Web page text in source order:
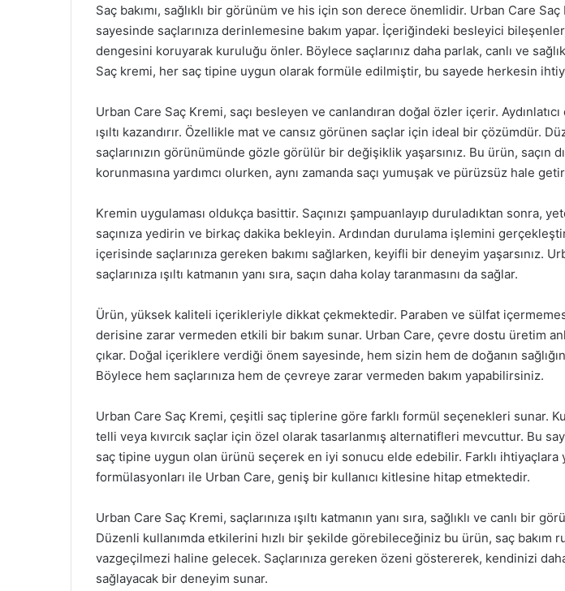
Saç bakımı, sağlıklı bir görünüm ve his için son derece önemlidir. Urban Care
sayesinde saçlarınıza derinlemesine bakım yapar. İçeriğindeki besleyici
dengesini koruyarak kuruluğu önler. Böylece saçlarınız daha parlak, canlı ve
Saç kremi, her saç tipine uygun olarak formüle edilmiştir, bu sayede herkesin
Urban Care Saç Kremi, saçı besleyen ve canlandıran doğal özler içerir. Aydınlatıcı
ışıltı kazandırır. Özellikle mat ve cansız görünen saçlar için ideal bir çözümdür.
saçlarınızın görünümünde gözle görülür bir değişiklik yaşarsınız. Bu ürün, saçın
korunmasına yardımcı olurken, aynı zamanda saçı yumuşak ve pürüzsüz hale
Kremin uygulaması oldukça basittir. Saçınızı şampuanlayıp duruladıktan sonra,
saçınıza yedirin ve birkaç dakika bekleyin. Ardından durulama işlemini
içerisinde saçlarınıza gereken bakımı sağlarken, keyifli bir deneyim yaşarsınız.
saçlarınıza ışıltı katmanın yanı sıra, saçın daha kolay taranmasını da sağlar.
Ürün, yüksek kaliteli içerikleriyle dikkat çekmektedir. Paraben ve sülfat
derisine zarar vermeden etkili bir bakım sunar. Urban Care, çevre dostu üretim
çıkar. Doğal içeriklere verdiği önem sayesinde, hem sizin hem de doğanın
Böylece hem saçlarınıza hem de çevreye zarar vermeden bakım yapabilirsiniz.
Urban Care Saç Kremi, çeşitli saç tiplerine göre farklı formül seçenekleri sunar.
telli veya kıvırcık saçlar için özel olarak tasarlanmış alternatifleri mevcuttur. Bu
saç tipine uygun olan ürünü seçerek en iyi sonucu elde edebilir. Farklı ihtiyaçlara
formülasyonları ile Urban Care, geniş bir kullanıcı kitlesine hitap etmektedir.
Urban Care Saç Kremi, saçlarınıza ışıltı katmanın yanı sıra, sağlıklı ve canlı bir
Düzenli kullanımda etkilerini hızlı bir şekilde görebileceğiniz bu ürün, saç bakım
vazgeçilmezi haline gelecek. Saçlarınıza gereken özeni göstererek, kendinizi
sağlayacak bir deneyim sunar.